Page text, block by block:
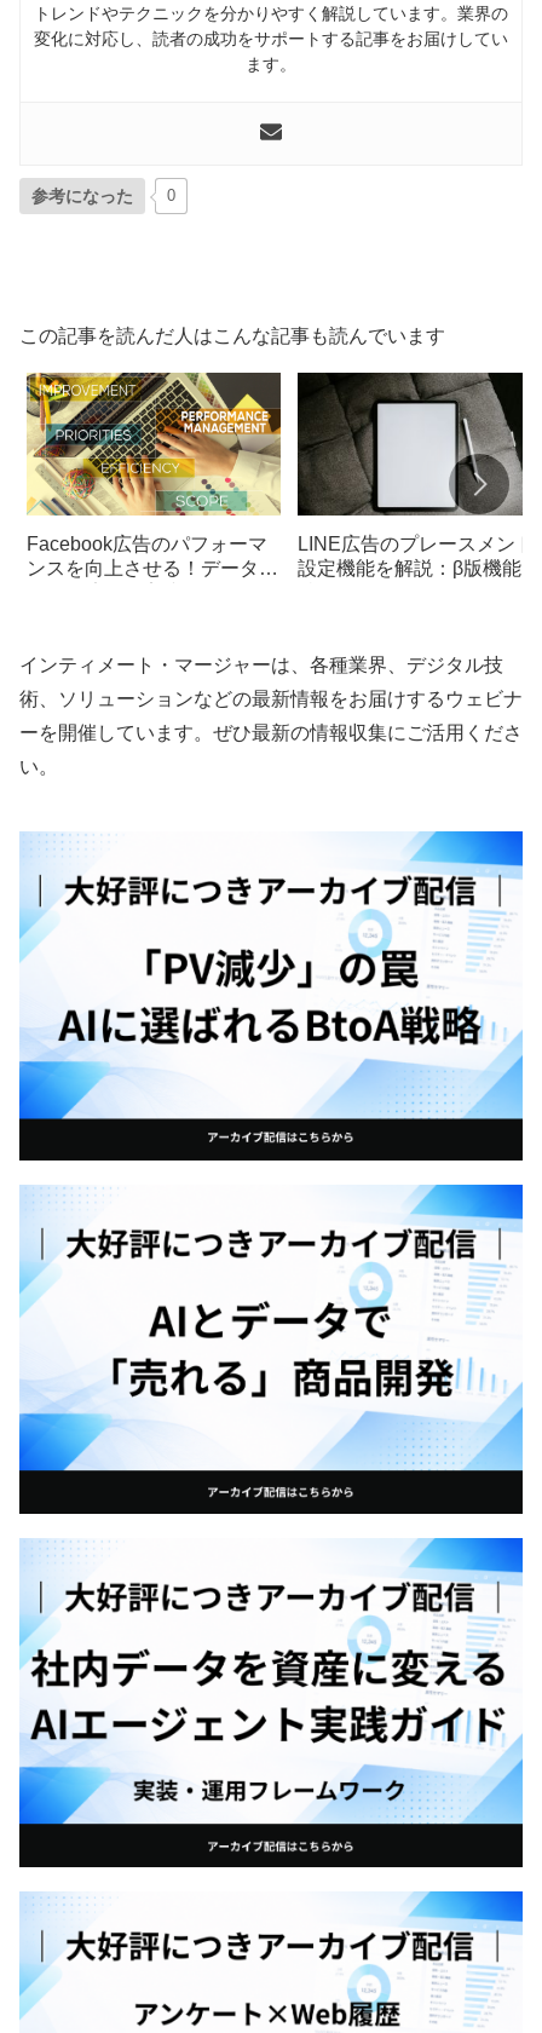
トレンドやテクニックを分かりやすく解説しています。業界の
変化に対応し、読者の成功をサポートする記事をお届けしてい
ます。
参考になった 0
この記事を読んだ人はこんな記事も読んでいます
Facebook広告のパフォーマ
ンスを向上させる！データ分
LINE広告のプレースメント
設定機能を解説：β版機能の
インティメート・マージャーは、各種業界、デジタル技
術、ソリューションなどの最新情報をお届けするウェビナ
ーを開催しています。ぜひ最新の情報収集にご活用くださ
い。